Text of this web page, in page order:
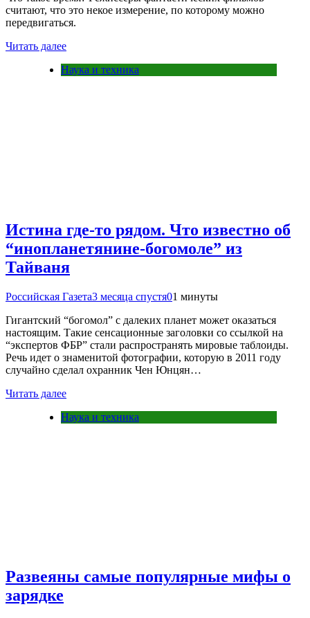
считают, что это некое измерение, по которому можно
передвигаться.
Читать далее
Наука и техника
Истина где-то рядом. Что известно об
“инопланетянине-богомоле” из
Тайваня
Российская Газета3 месяца спустя01 минуты
Гигантский “богомол” с далеких планет может оказаться
настоящим. Такие сенсационные заголовки со ссылкой на
“экспертов ФБР” стали распространять мировые таблоиды.
Речь идет о знаменитой фотографии, которую в 2011 году
случайно сделал охранник Чен Юнцян…
Читать далее
Наука и техника
Развеяны самые популярные мифы о
зарядке